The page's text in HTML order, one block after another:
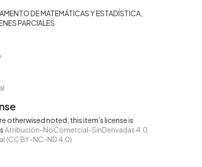
DE MATEMÁTICAS Y ESTADÍSTICA
PARCIALES
otherwised noted, this item's license is
Atribución-NoComercial-SinDerivadas 4.0
(CC BY-NC-ND 4.0)